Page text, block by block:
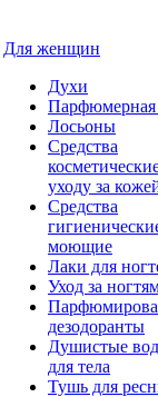
Для женщин
Духи
Парфюмерная
Лосьоны
Средства
уходу за
Средства
моющие
Лаки для
Уход за
дезодоранты
Душистые
для тела
Тушь для